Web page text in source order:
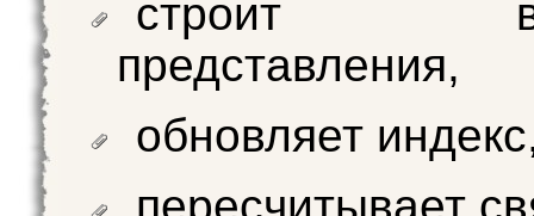
строит
представления,
обновляет
пересчитывает